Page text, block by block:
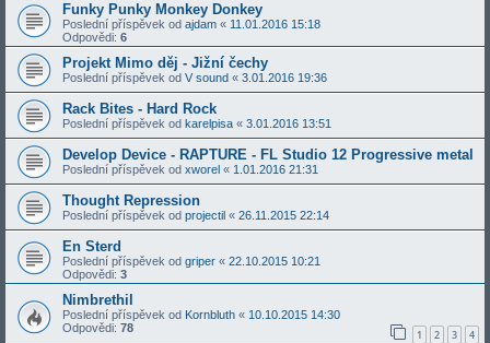
Funky Punky Monkey Donkey
Poslední příspěvek od ajdam « 11.01.2016 15:18
Odpovědi: 6
Projekt Mimo děj - Jižní čechy
Poslední příspěvek od V sound « 3.01.2016 19:36
Rack Bites - Hard Rock
Poslední příspěvek od karelpisa « 3.01.2016 13:51
Develop Device - RAPTURE - FL Studio 12 Progressive metal
Poslední příspěvek od xworel « 1.01.2016 21:31
Thought Repression
Poslední příspěvek od projectil « 26.11.2015 22:14
En Sterd
Poslední příspěvek od griper « 22.10.2015 10:21
Odpovědi: 3
Nimbrethil
Poslední příspěvek od Kornbluth « 10.10.2015 14:30
Odpovědi: 78 1 2 3 4